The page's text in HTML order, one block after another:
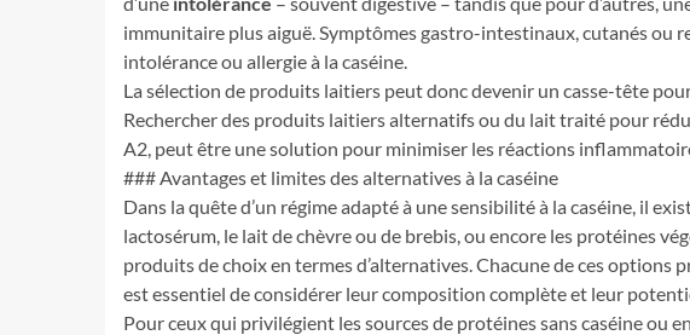
immunitaire plus aiguë. Symptômes gastro-intestinaux, cutanés ou
intolérance ou allergie à la caséine.
La sélection de produits laitiers peut donc devenir un casse-tête
Rechercher des produits laitiers alternatifs ou du lait traité pour
A2, peut être une solution pour minimiser les réactions
### Avantages et limites des alternatives à la caséine
Dans la quête d’un régime adapté à une sensibilité à la caséine, il
lactosérum, le lait de chèvre ou de brebis, ou encore les protéines
produits de choix en termes d’alternatives. Chacune de ces options
est essentiel de considérer leur composition complète et leur
Pour ceux qui privilégient les sources de protéines sans caséine ou